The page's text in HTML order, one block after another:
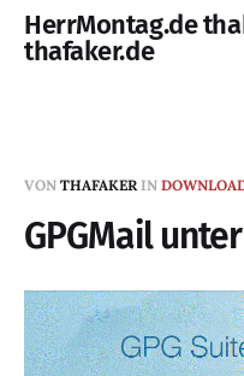
HerrMontag.de
thafaker.de
VON THAFAKER IN
GPGMail unter